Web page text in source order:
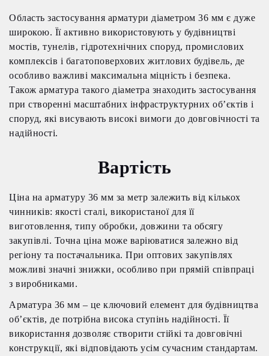
Область застосування арматури діаметром 36 мм є дуже
широкою. Її активно використовують у будівництві
мостів, тунелів, гідротехнічних споруд, промислових
комплексів і багатоповерхових житлових будівель, де
особливо важливі максимальна міцність і безпека.
Також арматура такого діаметра знаходить застосування
при створенні масштабних інфраструктурних об’єктів і
споруд, які висувають високі вимоги до довговічності та
надійності.
Вартість
Ціна на арматуру 36 мм за метр залежить від кількох
чинників: якості сталі, використаної для її
виготовлення, типу обробки, довжини та обсягу
закупівлі. Точна ціна може варіюватися залежно від
регіону та постачальника. При оптових закупівлях
можливі значні знижки, особливо при прямій співпраці
з виробниками.
Арматура 36 мм – це ключовий елемент для будівництва
об’єктів, де потрібна висока ступінь надійності. Її
використання дозволяє створити стійкі та довговічні
конструкції, які відповідають усім сучасним стандартам.